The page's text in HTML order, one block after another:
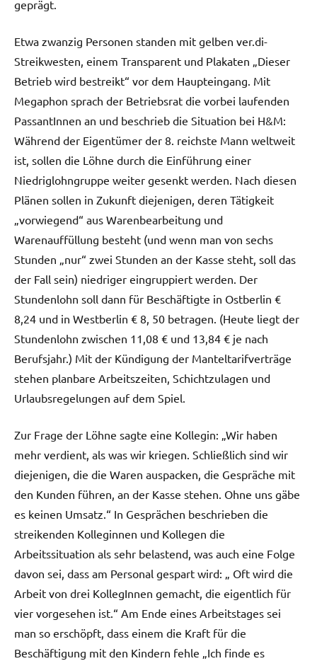
geprägt.
Etwa zwanzig Personen standen mit gelben ver.di-
Streikwesten, einem Transparent und Plakaten „Dieser
Betrieb wird bestreikt“ vor dem Haupteingang. Mit
Megaphon sprach der Betriebsrat die vorbei laufenden
PassantInnen an und beschrieb die Situation bei H&M:
Während der Eigentümer der 8. reichste Mann weltweit
ist, sollen die Löhne durch die Einführung einer
Niedriglohngruppe weiter gesenkt werden. Nach diesen
Plänen sollen in Zukunft diejenigen, deren Tätigkeit
„vorwiegend“ aus Warenbearbeitung und
Warenauffüllung besteht (und wenn man von sechs
Stunden „nur“ zwei Stunden an der Kasse steht, soll das
der Fall sein) niedriger eingruppiert werden. Der
Stundenlohn soll dann für Beschäftigte in Ostberlin €
8,24 und in Westberlin € 8, 50 betragen. (Heute liegt der
Stundenlohn zwischen 11,08 € und 13,84 € je nach
Berufsjahr.) Mit der Kündigung der Manteltarifverträge
stehen planbare Arbeitszeiten, Schichtzulagen und
Urlaubsregelungen auf dem Spiel.
Zur Frage der Löhne sagte eine Kollegin: „Wir haben
mehr verdient, als was wir kriegen. Schließlich sind wir
diejenigen, die die Waren auspacken, die Gespräche mit
den Kunden führen, an der Kasse stehen. Ohne uns gäbe
es keinen Umsatz.“ In Gesprächen beschrieben die
streikenden Kolleginnen und Kollegen die
Arbeitssituation als sehr belastend, was auch eine Folge
davon sei, dass am Personal gespart wird: „ Oft wird die
Arbeit von drei KollegInnen gemacht, die eigentlich für
vier vorgesehen ist.“ Am Ende eines Arbeitstages sei
man so erschöpft, dass einem die Kraft für die
Beschäftigung mit den Kindern fehle „Ich finde es